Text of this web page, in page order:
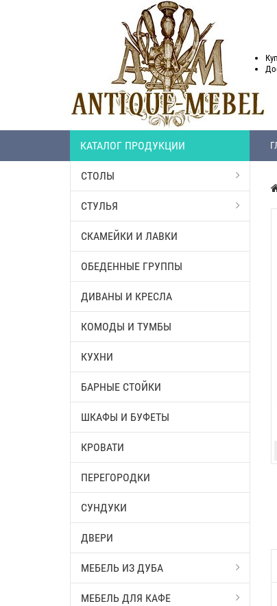
КАТАЛОГ ПРОДУКЦИИ
СТОЛЫ
СТУЛЬЯ
СКАМЕЙКИ И ЛАВКИ
ОБЕДЕННЫЕ ГРУППЫ
ДИВАНЫ И КРЕСЛА
КОМОДЫ И ТУМБЫ
КУХНИ
БАРНЫЕ СТОЙКИ
ШКАФЫ И БУФЕТЫ
КРОВАТИ
ПЕРЕГОРОДКИ
СУНДУКИ
ДВЕРИ
МЕБЕЛЬ ИЗ ДУБА
МЕБЕЛЬ ДЛЯ КАФЕ